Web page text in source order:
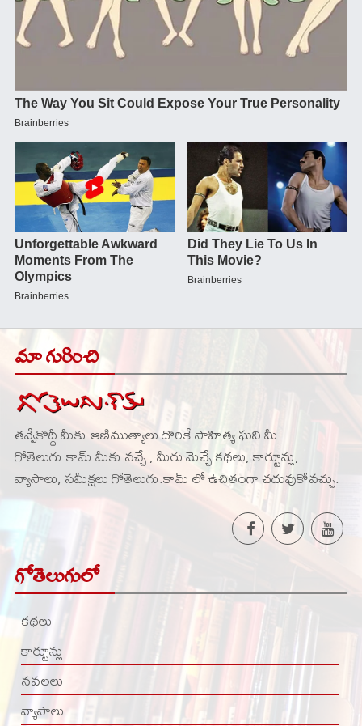
మా గురించి
తవ్వేకొద్దీ మీకు ఆణిముత్యాలు దొరికే సాహిత్య ఘని మీ
గోతెలుగు.కామ్ మీకు నచ్చే , మీరు మెచ్చే కథలు, కార్టూన్లు,
వ్యాసాలు, సమీక్షలు గోతెలుగు.కామ్ లో ఉచితంగా చదువుకోవచ్చు.
గోతెలుగులో
కథలు
కార్టూన్లు
నవలలు
వ్యాసాలు